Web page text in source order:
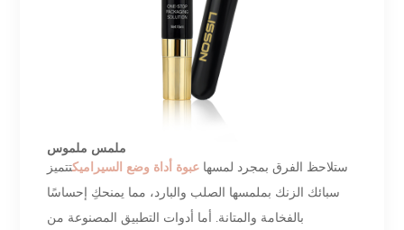
ملمس ملموس
ستلاحظ الفرق بمجرد لمسها عبوة أداة وضع السيراميكتتميز
سبائك الزنك بملمسها الصلب والبارد، مما يمنحكِ إحساسًا
بالفخامة والمتانة. أما أدوات التطبيق المصنوعة من